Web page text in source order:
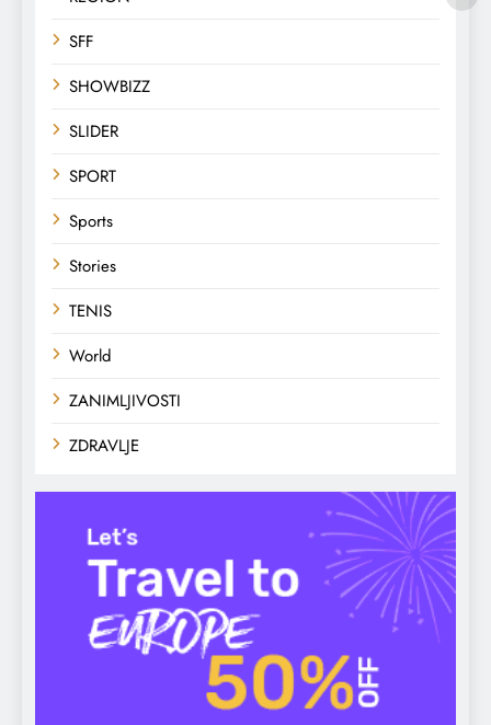
SFF
SHOWBIZZ
SLIDER
SPORT
Sports
Stories
TENIS
World
ZANIMLJIVOSTI
ZDRAVLJE